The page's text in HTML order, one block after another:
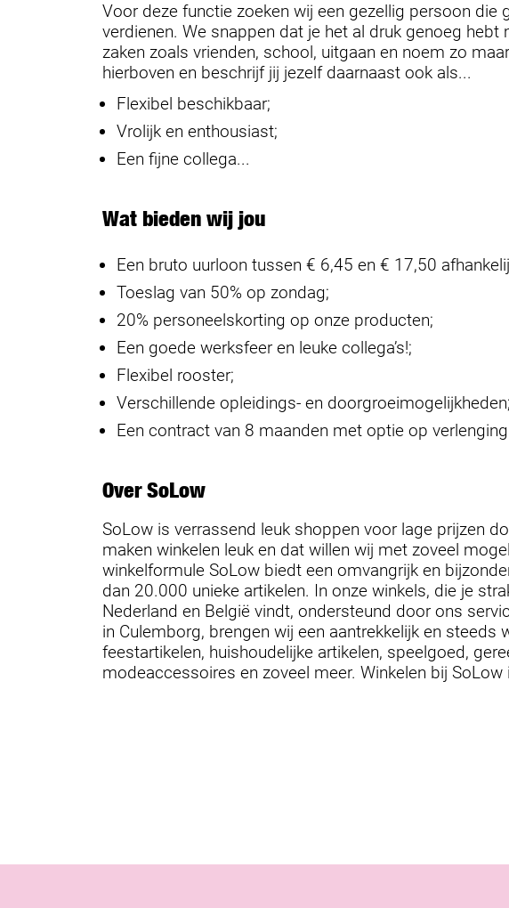
Voor deze functie zoeken wij een gezellig persoon die
verdienen. We snappen dat je het al druk genoeg hebt
zaken zoals vrienden, school, uitgaan en noem zo
hierboven en beschrijf jij jezelf daarnaast ook als...
Flexibel beschikbaar;
Vrolijk en enthousiast;
Een fijne collega...
Wat bieden wij jou
Een bruto uurloon tussen € 6,45 en € 17,50
Toeslag van 50% op zondag;
20% personeelskorting op onze producten;
Een goede werksfeer en leuke collega’s!;
Flexibel rooster;
Verschillende opleidings- en doorgroeimogelijkheden;
Een contract van 8 maanden met optie op
Over SoLow
SoLow is verrassend leuk shoppen voor lage prijzen
maken winkelen leuk en dat willen wij met zoveel
winkelformule SoLow biedt een omvangrijk en
dan 20.000 unieke artikelen. In onze winkels, die je
Nederland en België vindt, ondersteund door ons
in Culemborg, brengen wij een aantrekkelijk en steeds
feestartikelen, huishoudelijke artikelen, speelgoed,
modeaccessoires en zoveel meer. Winkelen bij SoLow